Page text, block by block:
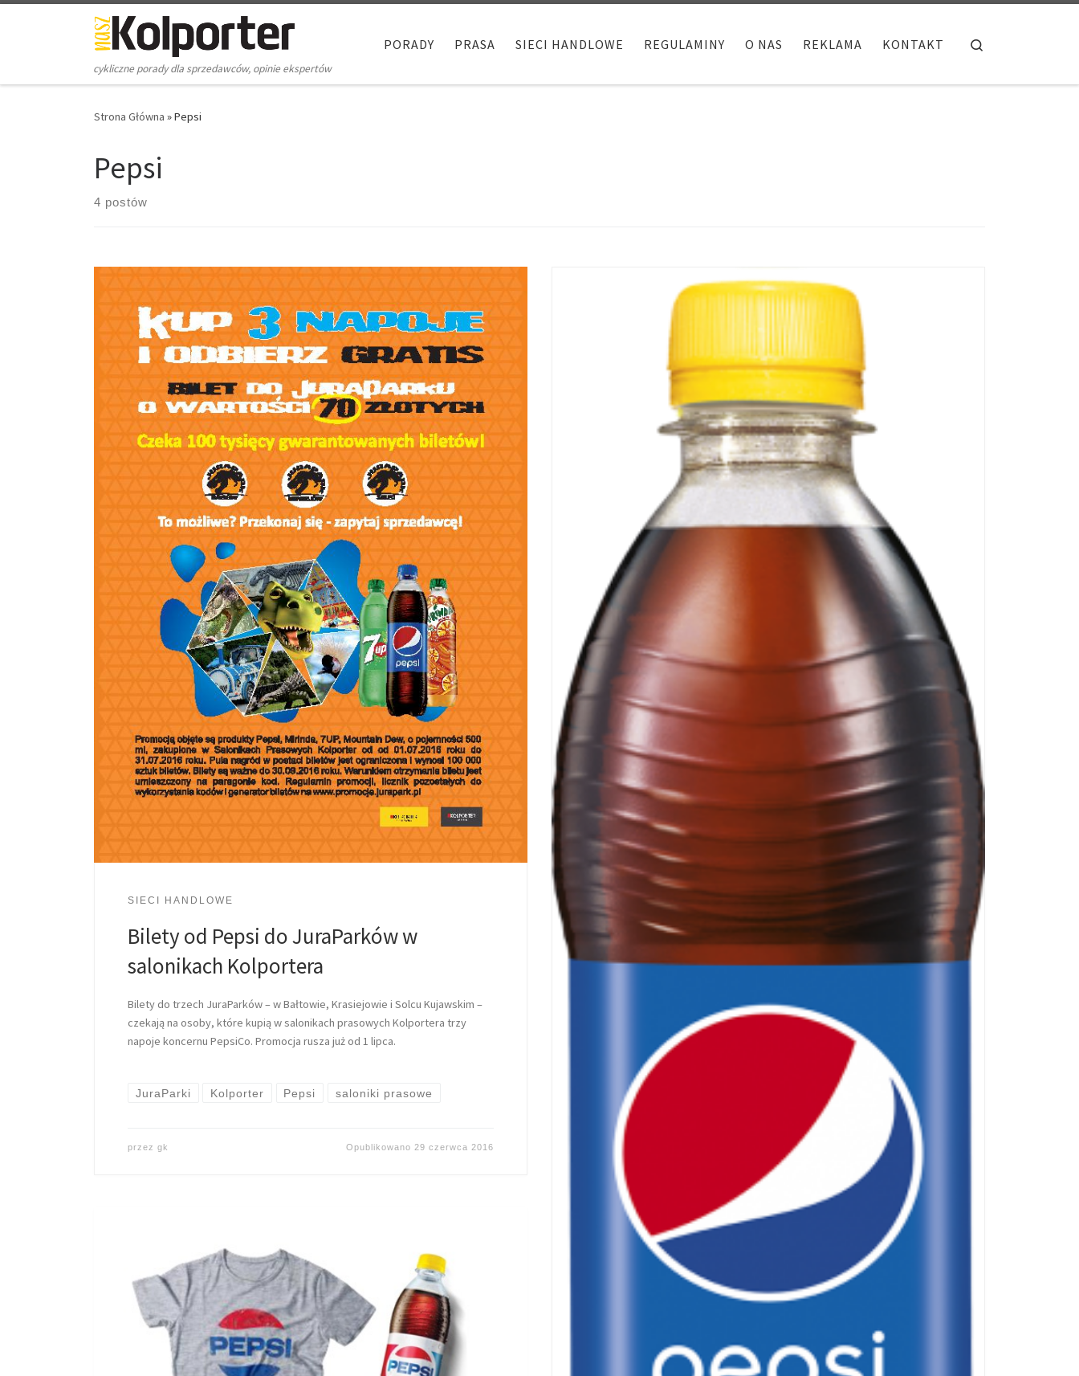
Skip to content
cykliczne porady dla sprzedawców, opinie ekspertów
PORADY PRASA SIECI HANDLOWE REGULAMINY O NAS REKLAMA KONTAKT
Strona Główna »Pepsi
Pepsi
4 postów
SIECI HANDLOWE
Bilety od Pepsi do JuraParków w
salonikach Kolportera
Bilety do trzech JuraParków – w Bałtowie, Krasiejowie i Solcu Kujawskim –
czekają na osoby, które kupią w salonikach prasowych Kolportera trzy
napoje koncernu PepsiCo. Promocja rusza już od 1 lipca.
JuraParki Kolporter Pepsi saloniki prasowe
przez gk Opublikowano 29 czerwca 2016